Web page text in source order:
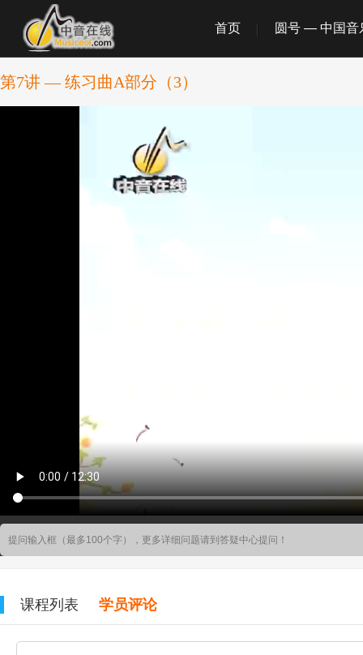
首页 圆号 — 中国音
第7讲 — 练习曲A部分（3）
课程列表 学员评论